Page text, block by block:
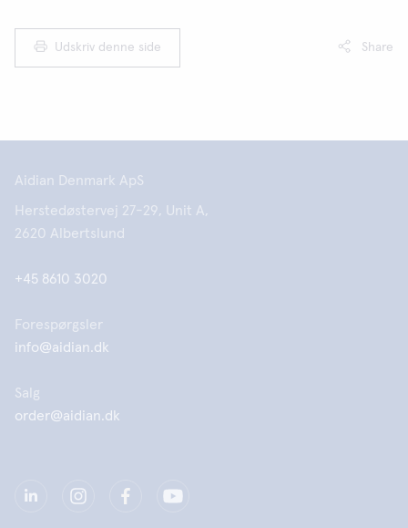
Udskriv denne side Share
Aidian Denmark ApS
Herstedøstervej 27-29, Unit A,
2620 Albertslund
+45 8610 3020
Forespørgsler
info@aidian.dk
Salg
order@aidian.dk